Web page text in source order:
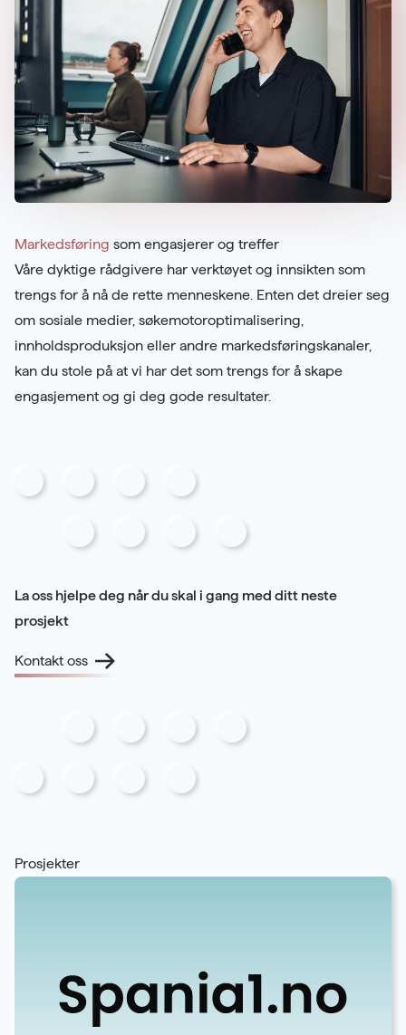
Markedsføring som engasjerer og treffer
Våre dyktige rådgivere har verktøyet og innsikten som
trengs for å nå de rette menneskene. Enten det dreier seg
om sosiale medier, søkemotoroptimalisering,
innholdsproduksjon eller andre markedsføringskanaler,
kan du stole på at vi har det som trengs for å skape
engasjement og gi deg gode resultater.
La oss hjelpe deg når du skal i gang med ditt neste
prosjekt
Kontakt oss
Prosjekter